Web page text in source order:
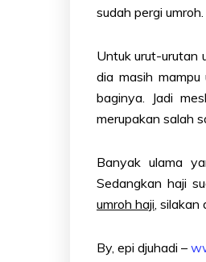
sudah pergi umroh.
Untuk urut-urutan
dia masih
baginya. Jadi
merupakan salah
Banyak ulama
Sedangkan haji
umroh haji ,
By, epi djuhadi –